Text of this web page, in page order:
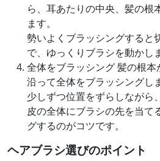
ら、耳あたりの中央、髪の根
ます。
勢いよくブラッシングすると
で、ゆっくりブラシを動かし
全体をブラッシング髪の根本
沿って全体をブラッシングし
少しずつ位置をずらしながら
皮の全体にブラシの先を当て
グするのがコツです。
ヘアブラシ選びのポイント